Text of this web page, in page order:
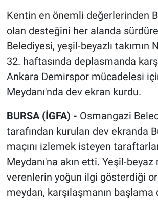
Kentin en önemli değerlerinden
olan desteğini her alanda
Belediyesi, yeşil-beyazlı takımın
32. haftasında deplasmanda
Ankara Demirspor mücadelesi
Meydanı'nda dev ekran kurdu.
BURSA (İGFA) - Osmangazi
tarafından kurulan dev ekranda
maçını izlemek isteyen
Meydanı'na akın etti. Yeşil-
verenlerin yoğun ilgi gösterdiği
meydan, karşılaşmanın başlama